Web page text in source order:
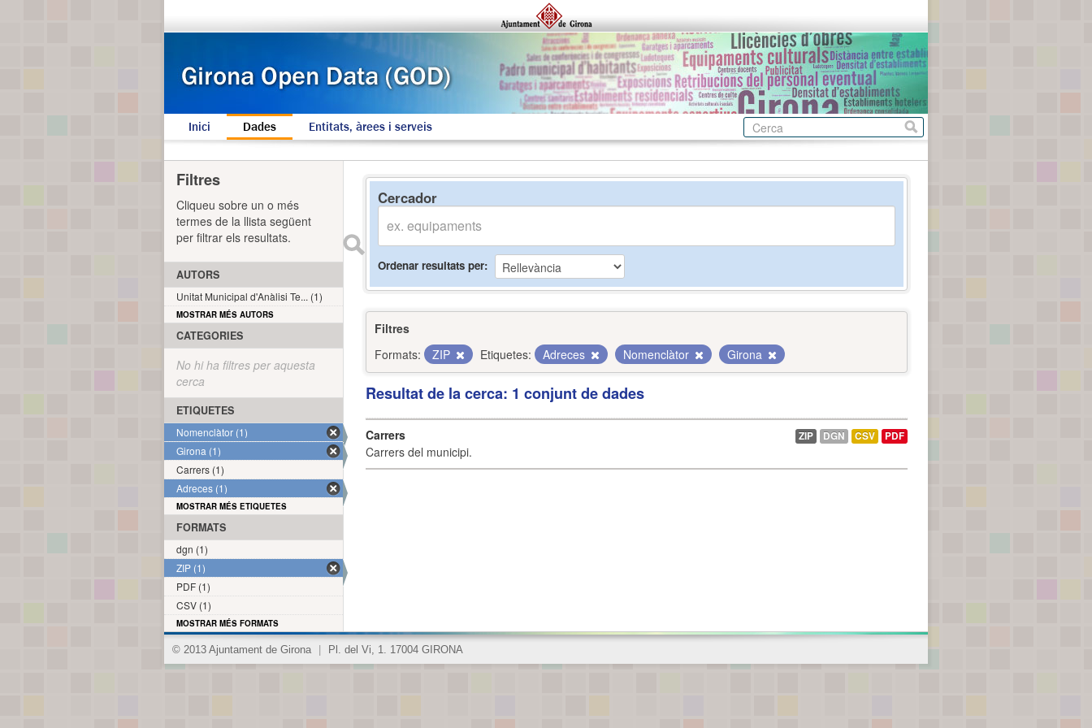
Inici Dades Entitats, àrees i serveis
Cercador
Ordenar resultats per
Filtres
Formats:
ZIP Etiquetes: Adreces Nomenclàtor Girona
Resultat de la cerca: 1 conjunt de dades
Carrers
Carrers del municipi.
ZIP DGN CSV PDF
Filtres
Cliqueu sobre un o més
termes de la llista següent
per filtrar els resultats.
AUTORS
Unitat Municipal d'Anàlisi Te... (1)
MOSTRAR MÉS AUTORS
CATEGORIES
No hi ha filtres per aquesta
cerca
ETIQUETES
Nomenclàtor (1)
Girona (1)
Carrers (1)
Adreces (1)
MOSTRAR MÉS ETIQUETES
FORMATS
dgn (1)
ZIP (1)
PDF (1)
CSV (1)
MOSTRAR MÉS FORMATS
© 2013 Ajuntament de Girona Pl. del Vi, 1. 17004 GIRONA